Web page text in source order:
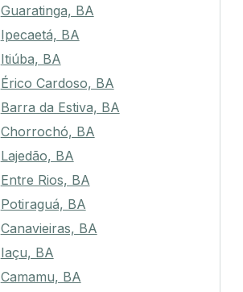
Guaratinga, BA
Ipecaetá, BA
Itiúba, BA
Érico Cardoso, BA
Barra da Estiva, BA
Chorrochó, BA
Lajedão, BA
Entre Rios, BA
Potiraguá, BA
Canavieiras, BA
Iaçu, BA
Camamu, BA